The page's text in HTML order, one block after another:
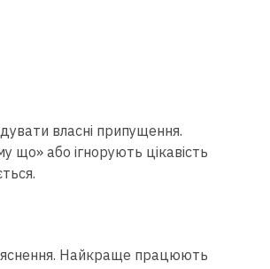
власні припущення.
що» або ігнорують цікавість
Найкраще працюють